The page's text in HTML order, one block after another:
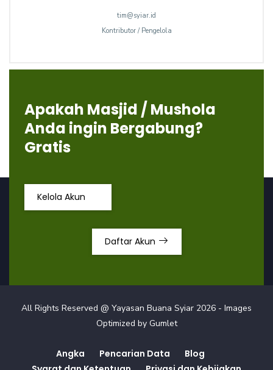
tim@syiar.id
Kontributor / Pengelola
Apakah Masjid / Mushola
Anda ingin Bergabung?
Gratis
Kelola Akun
Daftar Akun
All Rights Reserved @ Yayasan Buana Syiar 2026 - Images
Optimized by Gumlet
Angka Pencarian Data
Blog